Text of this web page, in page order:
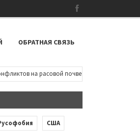
ОБРАТНАЯ СВЯЗЬ
на расовой почве: чернокожие дети
США